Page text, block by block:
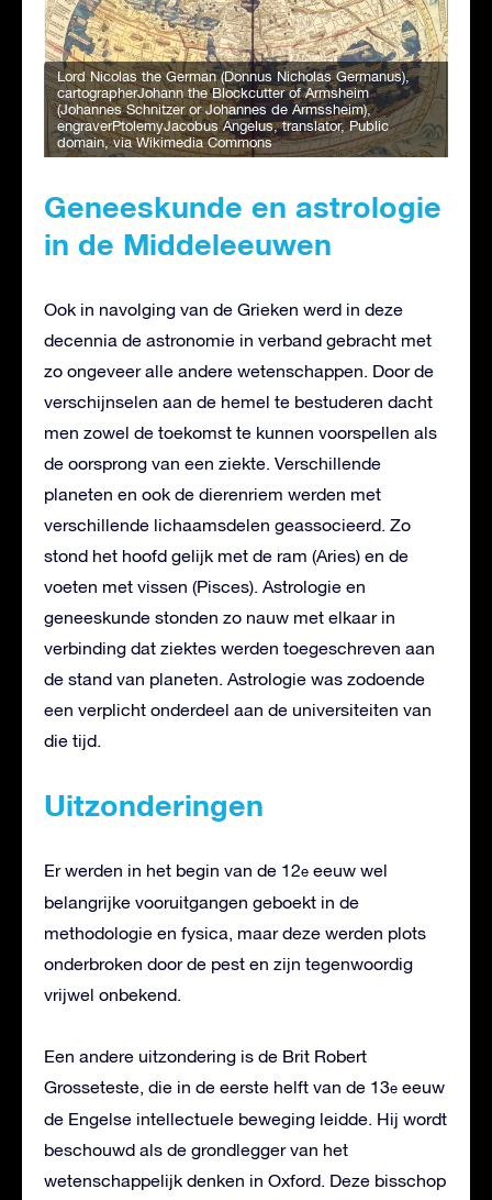
Lord Nicolas the German (Donnus Nicholas Germanus),
cartographerJohann the Blockcutter of Armsheim
(Johannes Schnitzer or Johannes de Armssheim),
engraverPtolemyJacobus Angelus, translator, Public
domain, via Wikimedia Commons
Geneeskunde en astrologie
in de Middeleeuwen
Ook in navolging van de Grieken werd in deze
decennia de astronomie in verband gebracht met
zo ongeveer alle andere wetenschappen. Door de
verschijnselen aan de hemel te bestuderen dacht
men zowel de toekomst te kunnen voorspellen als
de oorsprong van een ziekte. Verschillende
planeten en ook de dierenriem werden met
verschillende lichaamsdelen geassocieerd. Zo
stond het hoofd gelijk met de ram (Aries) en de
voeten met vissen (Pisces). Astrologie en
geneeskunde stonden zo nauw met elkaar in
verbinding dat ziektes werden toegeschreven aan
de stand van planeten. Astrologie was zodoende
een verplicht onderdeel aan de universiteiten van
die tijd.
Uitzonderingen
Er werden in het begin van de 12e eeuw wel
belangrijke vooruitgangen geboekt in de
methodologie en fysica, maar deze werden plots
onderbroken door de pest en zijn tegenwoordig
vrijwel onbekend.
Een andere uitzondering is de Brit Robert
Grosseteste, die in de eerste helft van de 13e eeuw
de Engelse intellectuele beweging leidde. Hij wordt
beschouwd als de grondlegger van het
wetenschappelijk denken in Oxford. Deze bisschop